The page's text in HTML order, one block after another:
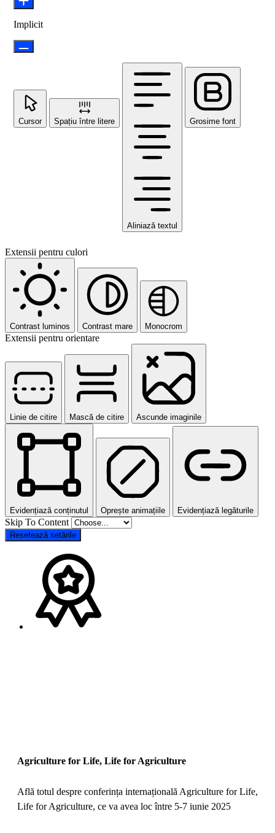
Implicit
Cursor Spațiu între litere
Aliniază textul
Grosime font
Extensii pentru culori
Contrast luminos Contrast mare Monocrom
Extensii pentru orientare
Linie de citire Mască de citire Ascunde imaginile
Evidențiază conținutul Oprește animațiile Evidențiază legăturile
Skip To Content
Resetează setările
Agriculture for Life, Life for Agriculture
Află totul despre conferința internațională Agriculture for Life,
Life for Agriculture, ce va avea loc între 5-7 iunie 2025